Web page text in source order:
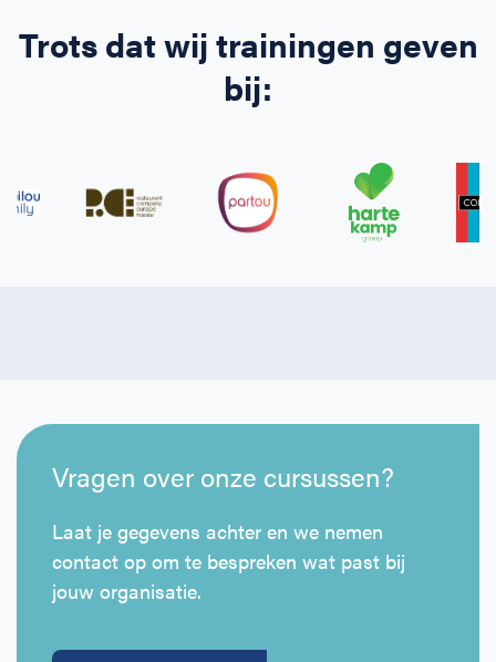
Trots dat wij trainingen geven
bij:
Vragen over onze cursussen?
Laat je gegevens achter en we nemen
contact op om te bespreken wat past bij
jouw organisatie.